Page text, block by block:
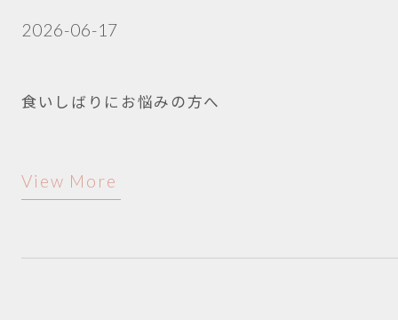
2026-06-17
食いしばりにお悩みの方へ
View More